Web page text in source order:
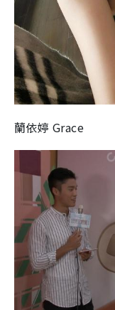
蘭依婷 Grace